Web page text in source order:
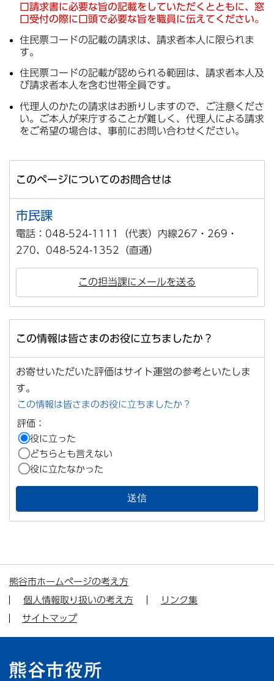
口請求書に必要な旨の記載をしていただくとともに、窓
口受付の際に口頭で必要な旨を職員に伝えてください。
住民票コードの記載の請求は、請求者本人に限られま
す。
住民票コードの記載が認められる範囲は、請求者本人及
び請求者本人を含む世帯全員です。
代理人のかたの請求はお断りしますので、ご注意くださ
い。ご本人が来庁することが難しく、代理人による請求
をご希望の場合は、事前にお問い合わせください。
このページについてのお問合せは
市民課
電話：048-524-1111（代表）内線267・269・
270、048-524-1352（直通）
この担当課にメールを送る
この情報は皆さまのお役に立ちましたか？
お寄せいただいた評価はサイト運営の参考といたしま
す。
この情報は皆さまのお役に立ちましたか？
評価：
役に立った
どちらとも言えない
役に立たなかった
熊谷市ホームページの考え方
個人情報取り扱いの考え方
リンク集
サイトマップ